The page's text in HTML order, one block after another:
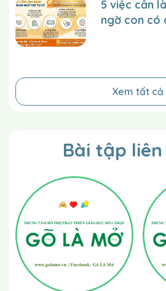
5 việc cần
ngờ con có
Xem tất cả
Bài tập